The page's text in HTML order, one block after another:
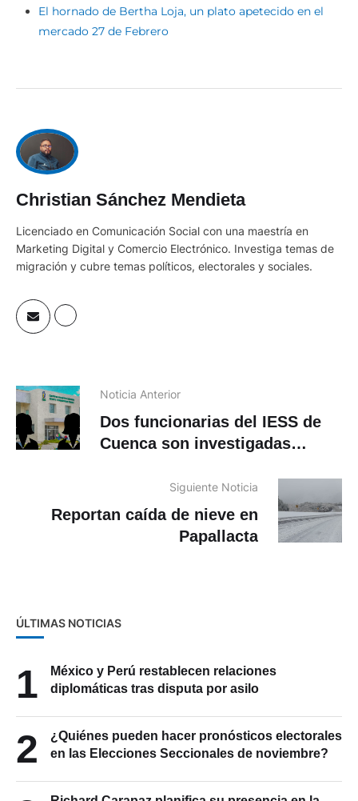
El hornado de Bertha Loja, un plato apetecido en el
mercado 27 de Febrero
Christian Sánchez Mendieta
Licenciado en Comunicación Social con una maestría en
Marketing Digital y Comercio Electrónico. Investiga temas de
migración y cubre temas políticos, electorales y sociales.
Noticia Anterior
Dos funcionarias del IESS de
Cuenca son investigadas
recursos públicos a sus
cuentas personales
Siguiente Noticia
Reportan caída de nieve en
Papallacta
ÚLTIMAS NOTICIAS
1
México y Perú restablecen relaciones
diplomáticas tras disputa por asilo
2
¿Quiénes pueden hacer pronósticos electorales
en las Elecciones Seccionales de noviembre?